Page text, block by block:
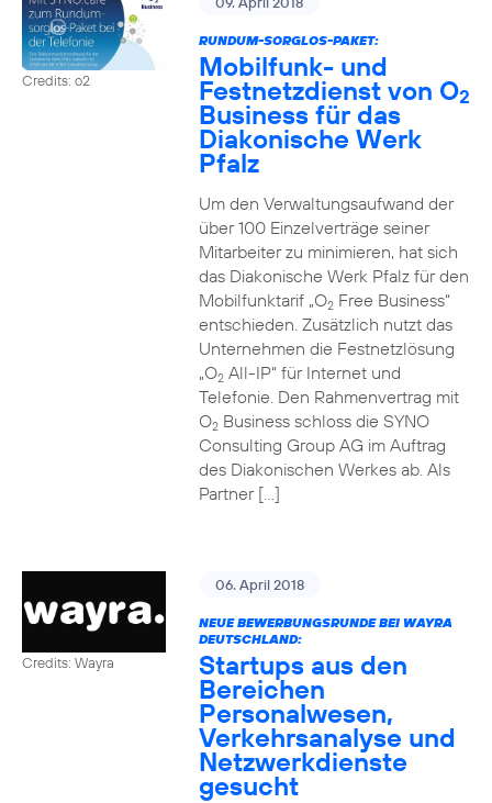
Credits: o2
RUNDUM-SORGLOS-PAKET:
Mobilfunk- und
Festnetzdienst von O2
Business für das
Diakonische Werk
Pfalz
Um den Verwaltungsaufwand der
über 100 Einzelverträge seiner
Mitarbeiter zu minimieren, hat sich
das Diakonische Werk Pfalz für den
Mobilfunktarif „O2Free Business“
entschieden. Zusätzlich nutzt das
Unternehmen die Festnetzlösung
„O2All-IP“ für Internet und
Telefonie. Den Rahmenvertrag mit
O2Business schloss die SYNO
Consulting Group AG im Auftrag
des Diakonischen Werkes ab. Als
Partner […]
Credits: Wayra
06. April 2018
NEUE BEWERBUNGSRUNDE BEI WAYRA
DEUTSCHLAND:
Startups aus den
Bereichen
Personalwesen,
Verkehrsanalyse und
Netzwerkdienste
gesucht